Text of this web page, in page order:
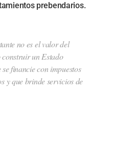
prebendarios.
no es el valor del
un Estado
financie con impuestos
y que brinde servicios de